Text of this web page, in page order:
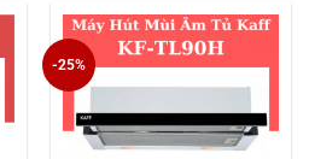
5.280.000 ₫.
tại
là:
4.000.000 ₫.
-25%